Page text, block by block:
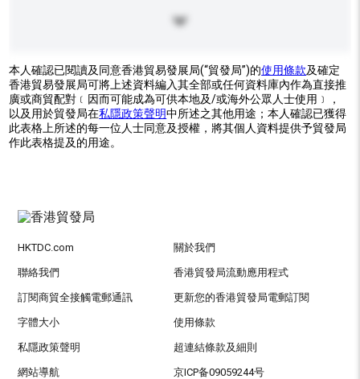
本人確認已閱讀及同意香港貿易發展局(“貿發局”)的使用條款及確定
香港貿易發展局可將上述資料編入其全部或任何資料庫內作為直接推
廣或商貿配對﹝因而可能成為可供本地及/或海外公眾人士使用﹞，
以及用於貿發局在私隱政策聲明中所述之其他用途；本人確認已獲得
此表格上所述的每一位人士同意及授權，將其個人資料提供予貿發局
作此表格提及的用途。
HKTDC.com 關於我們
聯絡我們 香港貿發局流動應用程式
訂閱商貿全接觸電郵通訊 更新您的香港貿發局電郵訂閱
字體大小 使用條款
私隱政策聲明 超連結條款及細則
網站導航 京ICP备09059244号